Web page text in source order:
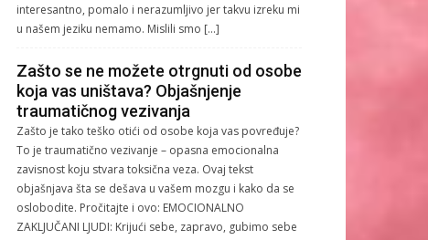
interesantno, pomalo i nerazumljivo jer takvu izreku mi
u našem jeziku nemamo. Mislili smo […]
Zašto se ne možete otrgnuti od osobe
koja vas uništava? Objašnjenje
traumatičnog vezivanja
Zašto je tako teško otići od osobe koja vas povređuje?
To je traumatično vezivanje – opasna emocionalna
zavisnost koju stvara toksična veza. Ovaj tekst
objašnjava šta se dešava u vašem mozgu i kako da se
oslobodite. Pročitajte i ovo: EMOCIONALNO
ZAKLJUČANI LJUDI: Krijući sebe, zapravo, gubimo sebe